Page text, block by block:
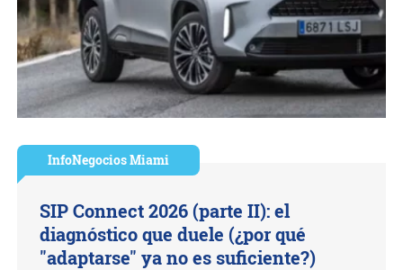
InfoNegocios Miami
SIP Connect 2026 (parte II): el
diagnóstico que duele (¿por qué
"adaptarse" ya no es suficiente?)